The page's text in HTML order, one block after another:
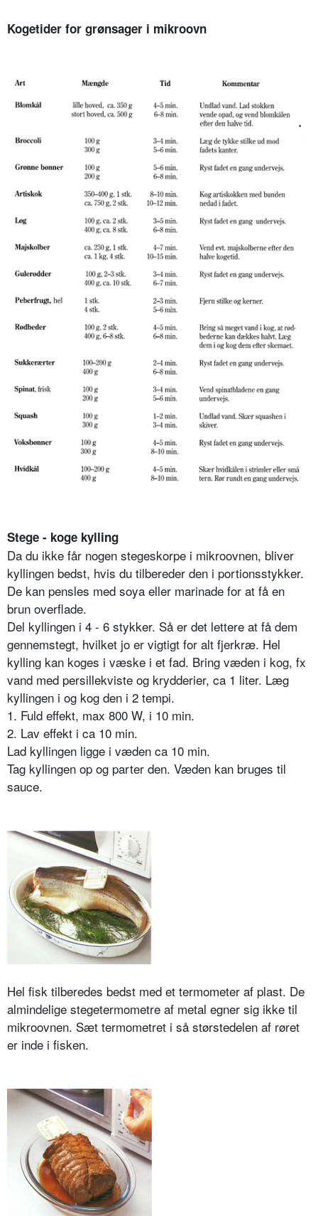
Kogetider for grønsager i mikroovn
Stege - koge kylling
Da du ikke får nogen stegeskorpe i mikroovnen, bliver
kyllingen bedst, hvis du tilbereder den i portionsstykker.
De kan pensles med soya eller marinade for at få en
brun overflade.
Del kyllingen i 4 - 6 stykker. Så er det lettere at få dem
gennemstegt, hvilket jo er vigtigt for alt fjerkræ. Hel
kylling kan koges i væske i et fad. Bring væden i kog, fx
vand med persillekviste og krydderier, ca 1 liter. Læg
kyllingen i og kog den i 2 tempi.
1. Fuld effekt, max 800 W, i 10 min.
2. Lav effekt i ca 10 min.
Lad kyllingen ligge i væden ca 10 min.
Tag kyllingen op og parter den. Væden kan bruges til
sauce.
Hel fisk tilberedes bedst med et termometer af plast. De
almindelige stegetermometre af metal egner sig ikke til
mikroovnen. Sæt termometret i så størstedelen af røret
er inde i fisken.